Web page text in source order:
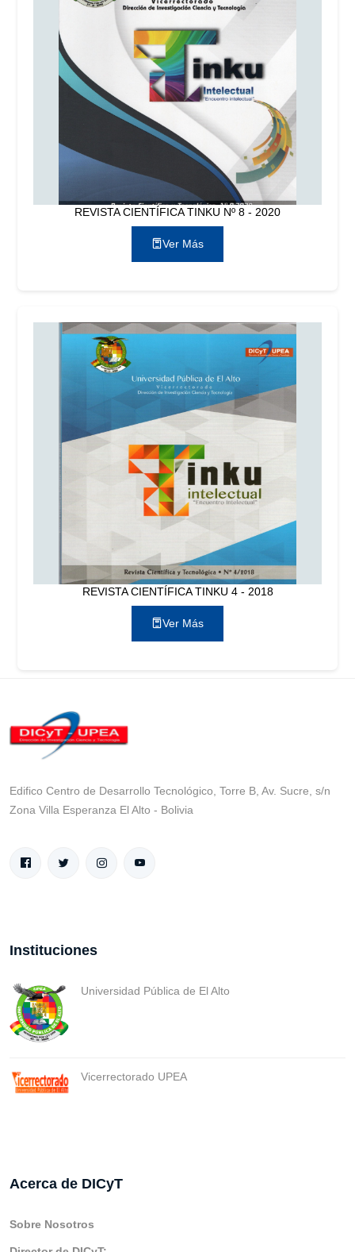
REVISTA CIENTÍFICA TINKU Nº 8 - 2020
Ver Más
REVISTA CIENTÍFICA TINKU 4 - 2018
Ver Más
Edifico Centro de Desarrollo Tecnológico, Torre B, Av. Sucre, s/n
Zona Villa Esperanza El Alto - Bolivia
Instituciones
Universidad Pública de El Alto
Vicerrectorado UPEA
Acerca de DICyT
Sobre Nosotros